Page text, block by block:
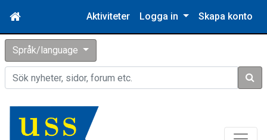
Aktiviteter Logga in Skapa konto
Språk/language
Sök